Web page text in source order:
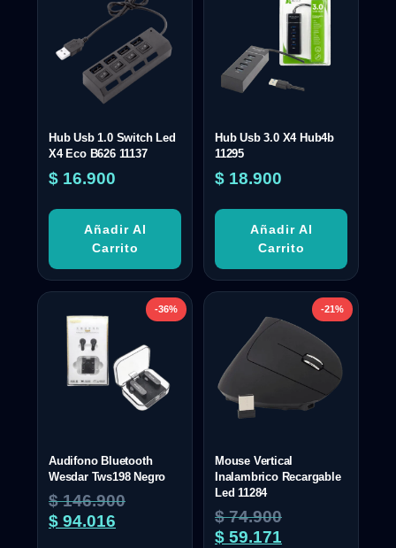
Hub Usb 1.0 Switch Led
X4 Eco B626 11137
$ 16.900
Añadir Al
Carrito
Hub Usb 3.0 X4 Hub4b
11295
$ 18.900
Añadir Al
Carrito
-36%
Audifono Bluetooth
Wesdar Tws198 Negro
$146.900
$ 94.016
-21%
Mouse Vertical
Inalambrico Recargable
Led 11284
$74.900
$ 59.171